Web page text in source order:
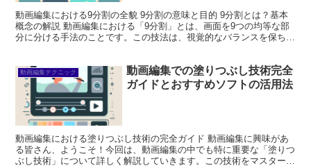
動画編集における9分割の全貌 9分割の意味と目的 9分割とは？基本
概念の解説 動画編集における「9分割」とは、画面を9つの均等な部
分に分ける手法のことです。この技法は、視覚的なバランスを保ちな
動画編集テクニック
動画編集での塗りつぶし技術完全
ガイドとおすすめソフトの活用法
動画編集における塗りつぶし技術の完全ガイド 動画編集に興味があ
る皆さん、ようこそ！今回は、動画編集の中でも特に重要な「塗りつ
ぶし技術」について詳しく解説していきます。この技術をマスターす